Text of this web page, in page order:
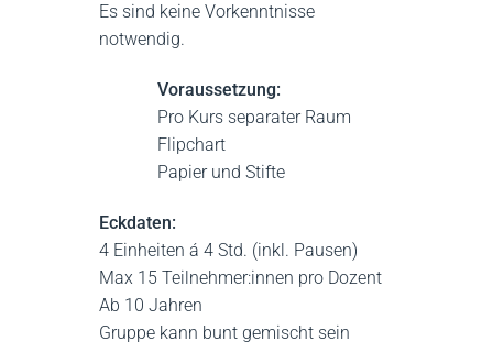
Es sind keine Vorkenntnisse
notwendig.
Voraussetzung:
Pro Kurs separater Raum
Flipchart
Papier und Stifte
Eckdaten:
4 Einheiten á 4 Std. (inkl. Pausen)
Max 15 Teilnehmer:innen pro Dozent
Ab 10 Jahren
Gruppe kann bunt gemischt sein